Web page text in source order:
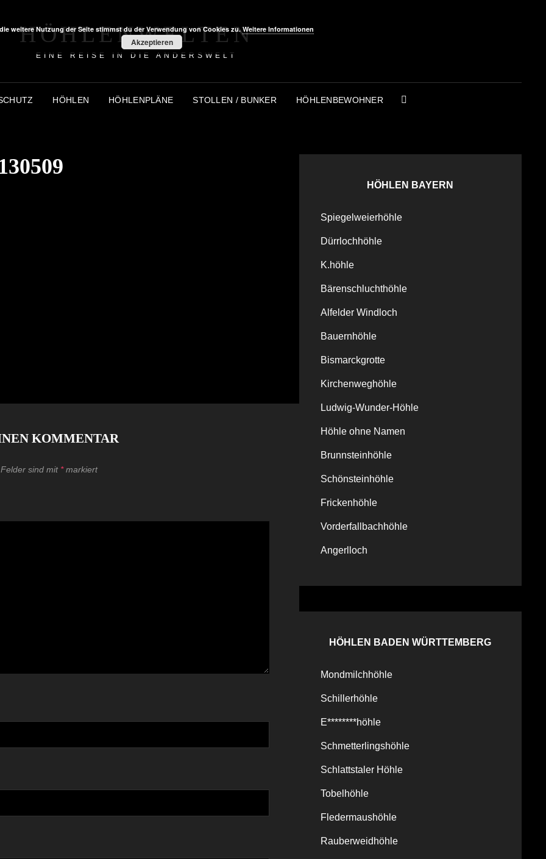
HÖHLENWELTEN
EINE REISE IN DIE ANDERSWELT
HÖHLEN HÖHLENPLÄNE STOLLEN / BUNKER HÖHLENBEWOHNER
KOMMENTAR
sind mit *markiert
HÖHLEN BAYERN
Spiegelweierhöhle
Dürrlochhöhle
K.höhle
Bärenschluchthöhle
Alfelder Windloch
Bauernhöhle
Bismarckgrotte
Kirchenweghöhle
Ludwig-Wunder-Höhle
Höhle ohne Namen
Brunnsteinhöhle
Schönsteinhöhle
Frickenhöhle
Vorderfallbachhöhle
Angerlloch
HÖHLEN BADEN WÜRTTEMBERG
Mondmilchhöhle
Schillerhöhle
E********höhle
Schmetterlingshöhle
Schlattstaler Höhle
Tobelhöhle
Fledermaushöhle
Rauberweidhöhle
weitere Nutzung der Seite stimmst du der Verwendung von Cookies zu.Weitere Informationen
Akzeptieren